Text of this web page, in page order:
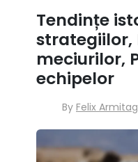
Tendințe
strategiilor,
meciurilor,
echipelor
By Felix